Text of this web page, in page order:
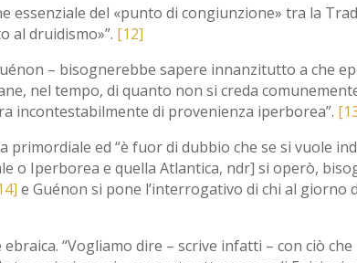
del «punto di congiunzione» tra la
al druidismo»”. [12]
– bisognerebbe sapere innanzitutto a che
nel tempo, di quanto non si creda
incontestabilmente di provenienza iperborea”.
primordiale ed “è fuor di dubbio che se si vuole
o Iperborea e quella Atlantica, ndr] si operò,
e Guénon si pone l’interrogativo di chi al giorno
“Vogliamo dire – scrive infatti – con ciò